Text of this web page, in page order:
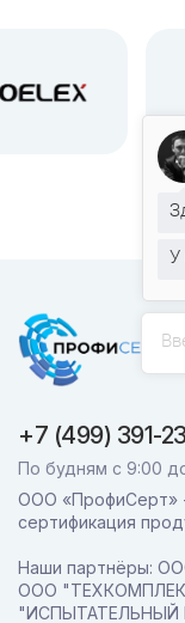
+7 (499) 391-
По будням с 9:00
ООО «ПрофиСерт»
сертификация
Наши партнёры:
ООО
"ИСПЫТАТЕЛЬНЫЙ
У